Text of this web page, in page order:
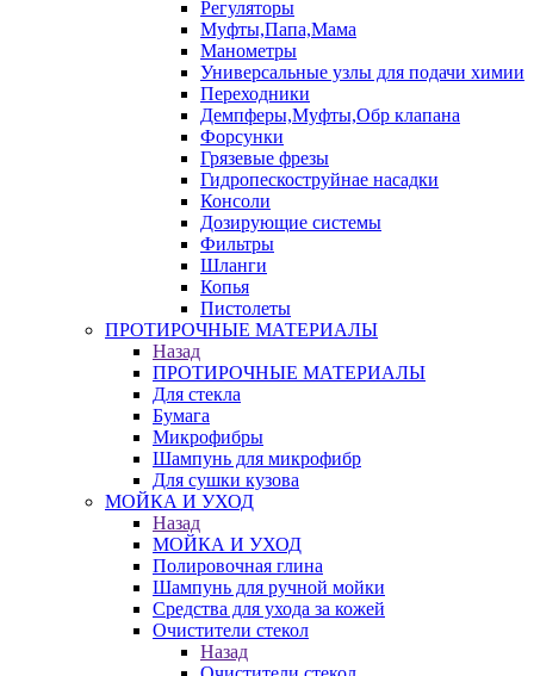
Регуляторы
Муфты,Папа,Мама
Манометры
Универсальные узлы для подачи химии
Переходники
Демпферы,Муфты,Обр клапана
Форсунки
Грязевые фрезы
Гидропескоструйнае насадки
Консоли
Дозирующие системы
Фильтры
Шланги
Копья
Пистолеты
ПРОТИРОЧНЫЕ МАТЕРИАЛЫ
Назад
ПРОТИРОЧНЫЕ МАТЕРИАЛЫ
Для стекла
Бумага
Микрофибры
Шампунь для микрофибр
Для сушки кузова
МОЙКА И УХОД
Назад
МОЙКА И УХОД
Полировочная глина
Шампунь для ручной мойки
Средства для ухода за кожей
Очистители стекол
Назад